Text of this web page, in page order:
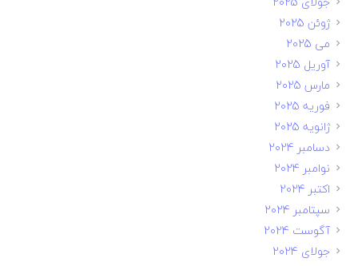
ژوئن 2025
می 2025
آوریل 2025
مارس 2025
فوریه 2025
ژانویه 2025
دسامبر 2024
نوامبر 2024
اکتبر 2024
سپتامبر 2024
آگوست 2024
جولای 2024